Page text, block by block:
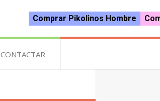
CONTACTAR
Comprar Pikolinos Hombre